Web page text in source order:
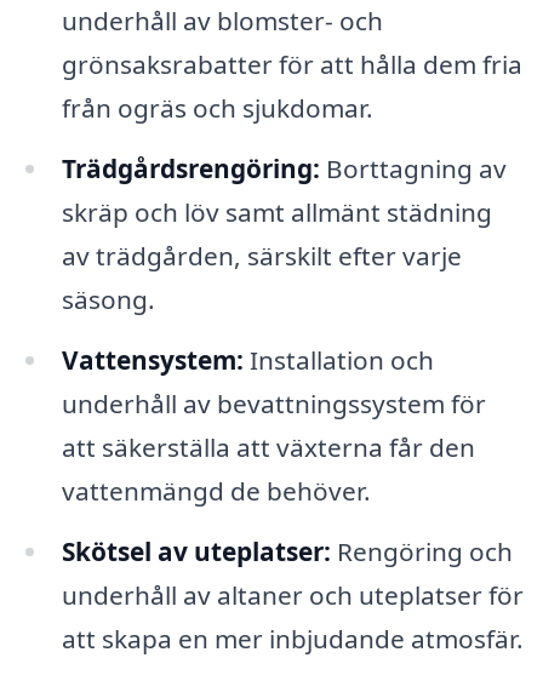
underhåll av blomster- och
grönsaksrabatter för att hålla dem fria
från ogräs och sjukdomar.
Trädgårdsrengöring: Borttagning av
skräp och löv samt allmänt städning
av trädgården, särskilt efter varje
säsong.
Vattensystem: Installation och
underhåll av bevattningssystem för
att säkerställa att växterna får den
vattenmängd de behöver.
Skötsel av uteplatser: Rengöring och
underhåll av altaner och uteplatser för
att skapa en mer inbjudande atmosfär.